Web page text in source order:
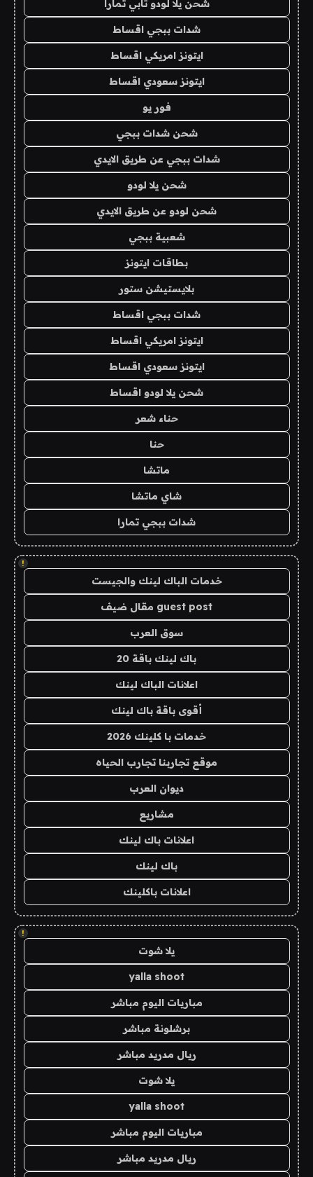
شحن يلا لودو تابي تمارا
شدات ببجي اقساط
ايتونز امريكي اقساط
ايتونز سعودي اقساط
فور يو
شحن شدات ببجي
شدات ببجي عن طريق الايدي
شحن يلا لودو
شحن لودو عن طريق الايدي
شعبية ببجي
بطاقات ايتونز
بلايستيشن ستور
شدات ببجي اقساط
ايتونز امريكي اقساط
ايتونز سعودي اقساط
شحن يلا لودو اقساط
حناء شعر
حنا
ماتشا
شاي ماتشا
شدات ببجي تمارا
!
خدمات الباك لينك والجيست
guest post مقال ضيف
سوق العرب
باك لينك باقة 20
اعلانات الباك لينك
أقوى باقة باك لينك
خدمات با كلينك 2026
موقع تجاربنا تجارب الحياه
ديوان العرب
مشاريع
اعلانات باك لينك
باك لينك
اعلانات باكلينك
!
يلا شوت
yalla shoot
مباريات اليوم مباشر
برشلونة مباشر
ريال مدريد مباشر
يلا شوت
yalla shoot
مباريات اليوم مباشر
ريال مدريد مباشر